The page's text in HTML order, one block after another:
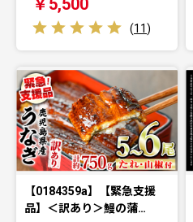
￥5,500
(11)
【0184359a】【緊急支援
品】＜訳あり＞鰻の蒲…